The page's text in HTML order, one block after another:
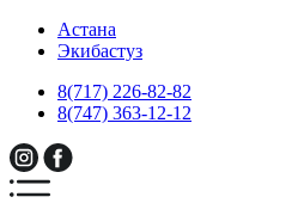
Астана
Экибастуз
8(717) 226-82-82
8(747) 363-12-12